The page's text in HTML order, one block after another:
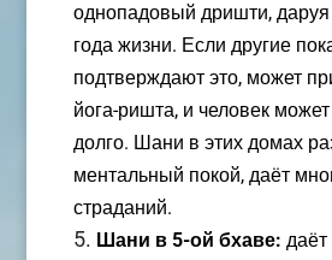
однопадовый дришти, даруя
года жизни. Если другие
подтверждают это, может
йога-ришта, и человек
долго. Шани в этих домах
ментальный покой, даёт
страданий.
Шани в 5-ой бхаве: